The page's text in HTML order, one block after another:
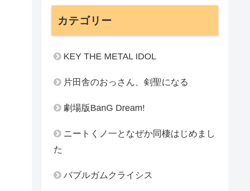
カテゴリー
KEY THE METAL IDOL
片田舎のおっさん、剣聖になる
劇場版BanG Dream!
ニートくノ一となぜか同棲はじめまし
た
バブルガムクライシス